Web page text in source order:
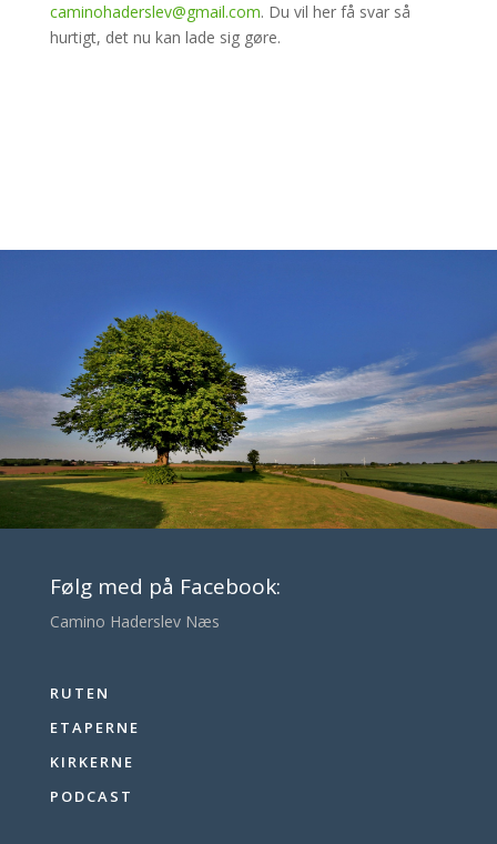
caminohaderslev@gmail.com. Du vil her få svar så
hurtigt, det nu kan lade sig gøre.
Følg med på Facebook:
Camino Haderslev Næs
RUTEN
ETAPERNE
KIRKERNE
PODCAST